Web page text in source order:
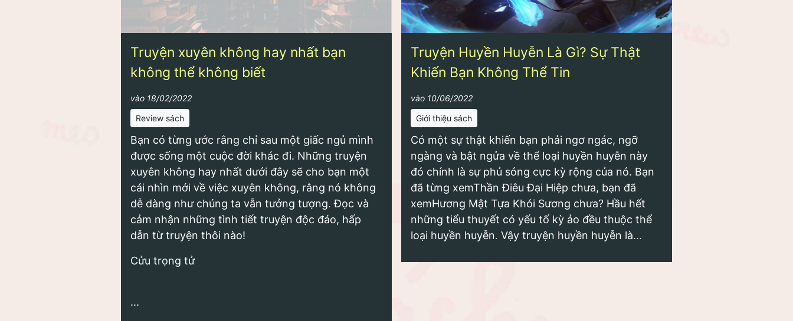
Truyện xuyên không hay nhất bạn
không thể không biết
vào 18/02/2022
Review sách
Bạn có từng ước rằng chỉ sau một giấc ngủ mình
được sống một cuộc đời khác đi. Những truyện
xuyên không hay nhất dưới đây sẽ cho bạn một
cái nhìn mới về việc xuyên không, rằng nó không
dễ dàng như chúng ta vẫn tưởng tượng. Đọc và
cảm nhận những tình tiết truyện độc đáo, hấp
dẫn từ truyện thôi nào!
Cửu trọng tử
...
Truyện Huyền Huyễn Là Gì? Sự Thật
Khiến Bạn Không Thể Tin
vào 10/06/2022
Giới thiệu sách
Có một sự thật khiến bạn phải ngơ ngác, ngỡ
ngàng và bật ngửa về thể loại huyền huyễn này
đó chính là sự phủ sóng cực kỳ rộng của nó. Bạn
đã từng xemThần Điêu Đại Hiệp chưa, bạn đã
xemHương Mật Tựa Khói Sương chưa? Hầu hết
những tiểu thuyết có yếu tố kỳ ảo đều thuộc thể
loại huyền huyễn. Vậy truyện huyền huyễn là...